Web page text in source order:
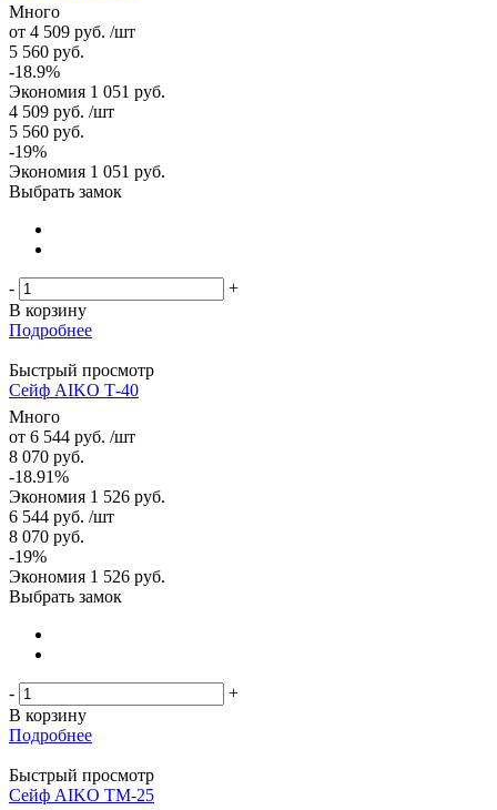
Много
от 4 509 руб. /шт
5 560 руб.
-18.9%
Экономия 1 051 руб.
4 509 руб. /шт
5 560 руб.
-19%
Экономия 1 051 руб.
Выбрать замок
-
+
В корзину
Подробнее
Быстрый просмотр
Сейф AIKO Т-40
Много
от 6 544 руб. /шт
8 070 руб.
-18.91%
Экономия 1 526 руб.
6 544 руб. /шт
8 070 руб.
-19%
Экономия 1 526 руб.
Выбрать замок
-
+
В корзину
Подробнее
Быстрый просмотр
Сейф AIKO TM-25